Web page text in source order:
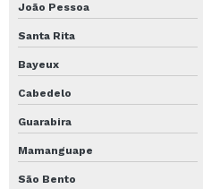
João Pessoa
Santa Rita
Bayeux
Cabedelo
Guarabira
Mamanguape
São Bento